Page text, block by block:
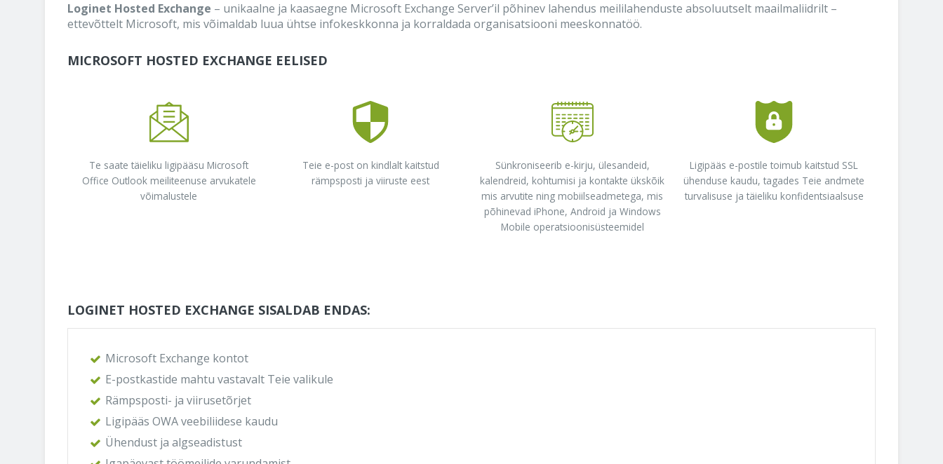
Loginet Hosted Exchange – unikaalne ja kaasaegne Microsoft Exchange Server’il põhinev lahendus meililahenduste absoluutselt maailmaliidrilt –
ettevõttelt Microsoft, mis võimaldab luua ühtse infokeskkonna ja korraldada organisatsiooni meeskonnatöö.
MICROSOFT HOSTED EXCHANGE EELISED
Te saate täieliku ligipääsu Microsoft
Office Outlook meiliteenuse arvukatele
võimalustele
Teie e-post on kindlalt kaitstud
rämpsposti ja viiruste eest
Sünkroniseerib e-kirju, ülesandeid,
kalendreid, kohtumisi ja kontakte ükskõik
mis arvutite ning mobiilseadmetega, mis
põhinevad iPhone, Android ja Windows
Mobile operatsioonisüsteemidel
Ligipääs e-postile toimub kaitstud SSL
ühenduse kaudu, tagades Teie andmete
turvalisuse ja täieliku konfidentsiaalsuse
LOGINET HOSTED EXCHANGE SISALDAB ENDAS:
Microsoft Exchange kontot
E-postkastide mahtu vastavalt Teie valikule
Rämpsposti- ja viirusetõrjet
Ligipääs OWA veebiliidese kaudu
Ühendust ja algseadistust